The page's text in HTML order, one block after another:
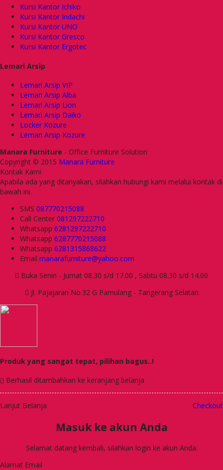
Kursi Kantor Ichiko
Kursi Kantor Indachi
Kursi Kantor UNO
Kursi Kantor Gresco
Kursi Kantor Ergotec
Lemari Arsip
Lemari Arsip VIP
Lemari Arsip Alba
Lemari Arsip Lion
Lemari Arsip Daiko
Locker Kozure
Lemari Arsip Kozure
Manara Furniture - Office Furniture Solution
Copyright © 2015 Manara Furniture
Kontak Kami
Apabila ada yang ditanyakan, silahkan hubungi kami melalui kontak di
bawah ini.
SMS 087770215088
Call Center 081297222710
Whatsapp 6281297222710
Whatsapp 6287770215088
Whatsapp 6281315868622
Email manarafurniture@yahoo.com
Buka Senin - Jumat 08.30 s/d 17.00 , Sabtu 08.30 s/d 14.00
Jl. Pajajaran No.32 G Pamulang - Tangerang Selatan
Produk yang sangat tepat, pilihan bagus..!
Berhasil ditambahkan ke keranjang belanja
Lanjut Belanja Checkout
Masuk ke akun Anda
Selamat datang kembali, silahkan login ke akun Anda.
Alamat Email